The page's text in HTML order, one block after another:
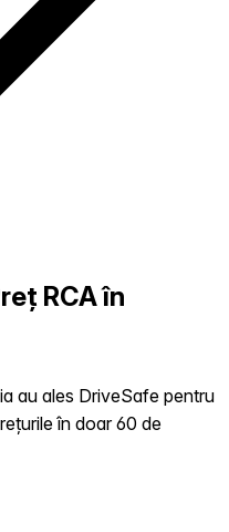
RCA în
au ales DriveSafe pentru
în doar 60 de